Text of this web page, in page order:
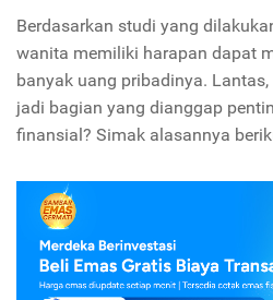
Berdasarkan studi yang
wanita memiliki harapan dapat
banyak uang pribadinya.
jadi bagian yang dianggap
finansial? Simak alasannya